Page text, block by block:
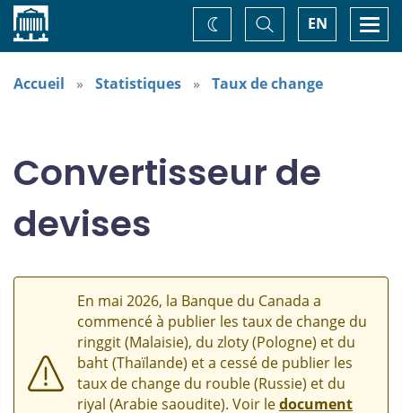
Accueil EN
Basculer
la
recherche
Changez
de
thème
Accueil Statistiques Taux de change
Convertisseur de
devises
En mai 2026, la Banque du Canada a
commencé à publier les taux de change du
ringgit (Malaisie), du zloty (Pologne) et du
baht (Thaïlande) et a cessé de publier les
taux de change du rouble (Russie) et du
riyal (Arabie saoudite). Voir ledocument